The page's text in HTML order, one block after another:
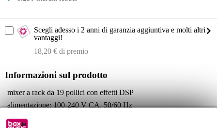
Scegli adesso i 2 anni di garanzia aggiuntiva e molti altri
vantaggi!
18,20 € di premio
Informazioni sul prodotto
mixer a rack da 19 pollici con effetti DSP
alimentazione: 100-240 V CA, 50/60 Hz
consumo di potenza: 115 W